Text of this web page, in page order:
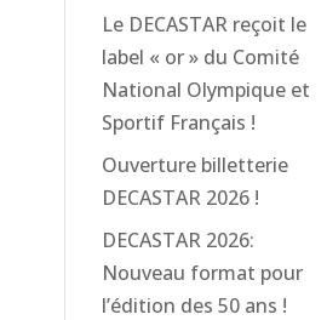
Le DECASTAR reçoit le
label « or » du Comité
National Olympique et
Sportif Français !
Ouverture billetterie
DECASTAR 2026 !
DECASTAR 2026:
Nouveau format pour
l’édition des 50 ans !